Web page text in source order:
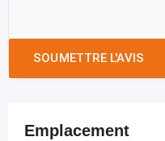
Emplacement